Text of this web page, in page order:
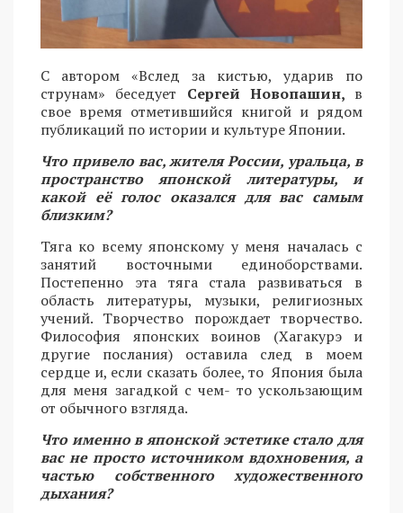
С автором «Вслед за кистью, ударив по
струнам» беседует Сергей Новопашин, в
свое время отметившийся книгой и рядом
публикаций по истории и культуре Японии.
Что привело вас, жителя России, уральца, в
пространство японской литературы, и
какой её голос оказался для вас самым
близким?
Тяга ко всему японскому у меня началась с
занятий восточными единоборствами.
Постепенно эта тяга стала развиваться в
область литературы, музыки, религиозных
учений. Творчество порождает творчество.
Философия японских воинов (Хагакурэ и
другие послания) оставила след в моем
сердце и, если сказать более, то Япония была
для меня загадкой с чем- то ускользающим
от обычного взгляда.
Что именно в японской эстетике стало для
вас не просто источником вдохновения, а
частью собственного художественного
дыхания?